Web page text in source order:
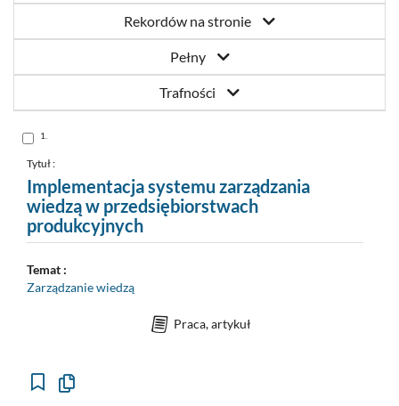
Rekordów na stronie
Pełny
Trafności
Skocz
do
nr
1
1.
Tytuł :
Implementacja systemu zarządzania
wiedzą w przedsiębiorstwach
produkcyjnych
Temat :
Zarządzanie wiedzą
Praca, artykuł
Kopiuj